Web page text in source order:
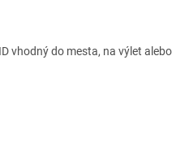
vhodný do mesta, na výlet alebo